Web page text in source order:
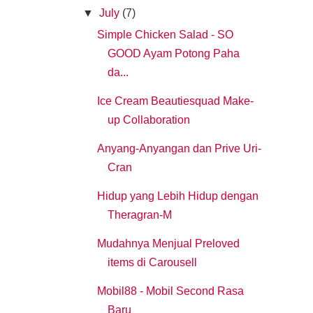
▼ July (7)
Simple Chicken Salad - SO
GOOD Ayam Potong Paha
da...
Ice Cream Beautiesquad Make-
up Collaboration
Anyang-Anyangan dan Prive Uri-
Cran
Hidup yang Lebih Hidup dengan
Theragran-M
Mudahnya Menjual Preloved
items di Carousell
Mobil88 - Mobil Second Rasa
Baru